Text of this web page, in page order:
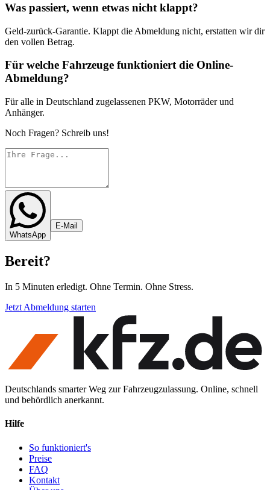
Was passiert, wenn etwas nicht klappt?
Geld-zurück-Garantie. Klappt die Abmeldung nicht, erstatten wir dir
den vollen Betrag.
Für welche Fahrzeuge funktioniert die Online-
Abmeldung?
Für alle in Deutschland zugelassenen PKW, Motorräder und
Anhänger.
Noch Fragen? Schreib uns!
WhatsApp
E-Mail
Bereit?
In 5 Minuten erledigt. Ohne Termin. Ohne Stress.
Jetzt Abmeldung starten
Deutschlands smarter Weg zur Fahrzeugzulassung. Online, schnell
und behördlich anerkannt.
Hilfe
So funktioniert's
Preise
FAQ
Kontakt